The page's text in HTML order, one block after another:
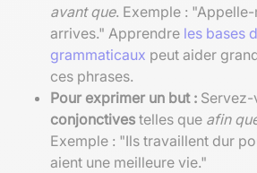
avant que. Exemple :
arrives." Apprendre les bases
grammaticaux peut aider
ces phrases.
Pour exprimer un but :
conjonctives telles que afin
Exemple : "Ils travaillent dur
aient une meilleure vie."